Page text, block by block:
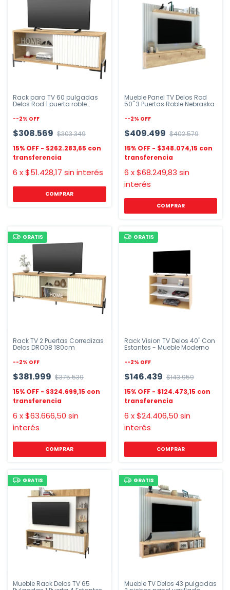
Rack para TV 60 pulgadas
Delos Rod 1 puerta roble
--2% OFF
$308.569 $303.349
$262.283,65
6 x$51.428,17 sin interés
Mueble Panel TV Delos Rod
50" 3 Puertas Roble Nebraska
--2% OFF
$409.499 $402.579
$348.074,15
6 x$68.249,83 sin
interés
COMPRAR
GRATIS
Rack TV 2 Puertas Corredizas
Delos DRO08 180cm
--2% OFF
$381.999 $375.539
$324.699,15
6 x$63.666,50 sin
interés
COMPRAR
GRATIS
Rack Vision TV Delos 40" Con
Estantes - Mueble Moderno
--2% OFF
$146.439 $143.959
$124.473,15
6 x$24.406,50 sin
interés
COMPRAR
GRATIS
Mueble Rack Delos TV 65
GRATIS
Mueble TV Delos 43 pulgadas